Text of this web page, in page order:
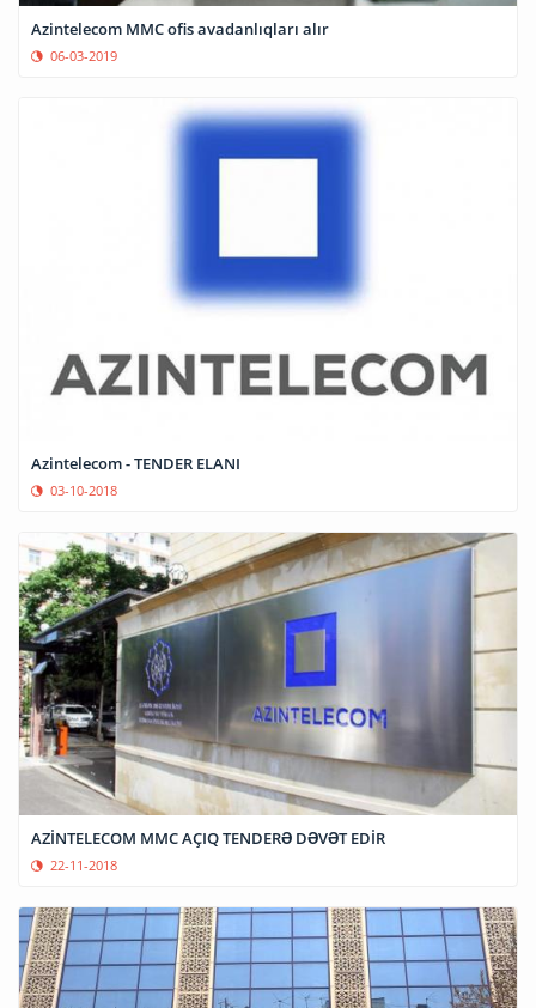
Azintelecom MMC ofis avadanlıqları alır
06-03-2019
Azintelecom - TENDER ELANI
03-10-2018
AZİNTELECOM MMC AÇIQ TENDERƏ DƏVƏT EDİR
22-11-2018